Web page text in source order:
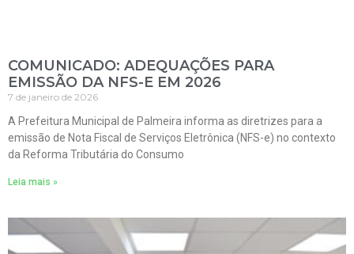
COMUNICADO: ADEQUAÇÕES PARA
EMISSÃO DA NFS-E EM 2026
7 de janeiro de 2026
A Prefeitura Municipal de Palmeira informa as diretrizes para a
emissão de Nota Fiscal de Serviços Eletrônica (NFS-e) no contexto
da Reforma Tributária do Consumo
Leia mais »